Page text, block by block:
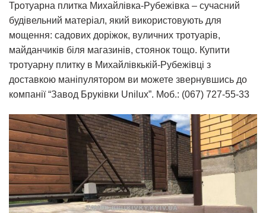
Тротуарна плитка Михайлівка-Рубежівка – сучасний
будівельний матеріал, який використовують для
мощення: садових доріжок, вуличних тротуарів,
майданчиків біля магазинів, стоянок тощо. Купити
тротуарну плитку в Михайлівкькій-Рубежівці з
доставкою маніпулятором ви можете звернувшись до
компанії “Завод Бруківки Unilux”. Моб.: (067) 727-55-33